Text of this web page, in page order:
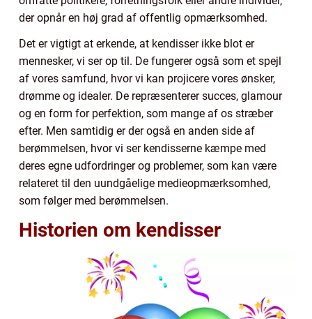
der opnår en høj grad af offentlig opmærksomhed.
Det er vigtigt at erkende, at kendisser ikke blot er
mennesker, vi ser op til. De fungerer også som et spejl
af vores samfund, hvor vi kan projicere vores ønsker,
drømme og idealer. De repræsenterer succes, glamour
og en form for perfektion, som mange af os stræber
efter. Men samtidig er der også en anden side af
berømmelsen, hvor vi ser kendisserne kæmpe med
deres egne udfordringer og problemer, som kan være
relateret til den uundgåelige medieopmærksomhed,
som følger med berømmelsen.
Historien om kendisser